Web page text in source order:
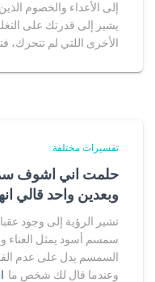
إلى الأعداء والخصوم
يشير إلى قدرتك على
الأخرى اللتي لم تتحرك،
تفسيرات مختلفة
حلمت اني اشوف
وبعدين واحد قالي
تشير الرؤية إلى وجود
سمسم أسود يمثل العناء
السمسم يدل على عدم
وعندما قال لك شخص ما